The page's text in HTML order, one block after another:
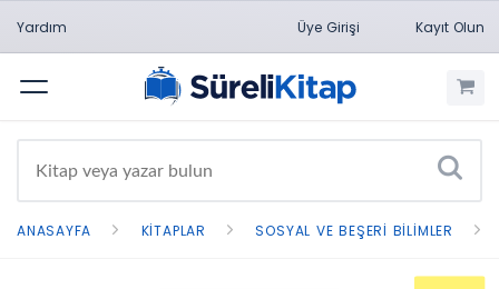
Yardım Üye Girişi Kayıt Olun
Menü
ANASAYFA KITAPLAR SOSYAL VE BEŞERI BILIMLER